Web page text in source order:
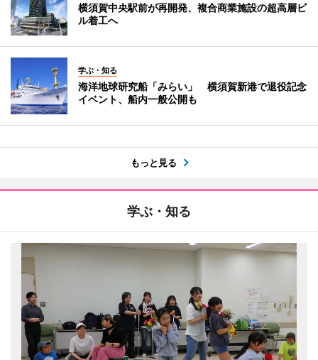
横須賀中央駅前が再開発、複合商業施設の超高層ビ
ル着工へ
学ぶ・知る
海洋地球研究船「みらい」 横須賀新港で退役記念
イベント、船内一般公開も
もっと見る
学ぶ・知る